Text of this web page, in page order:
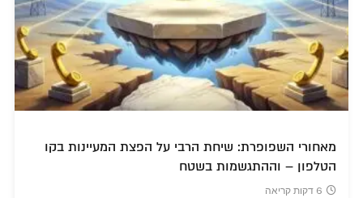
מאחורי השפופרת: שיחת הרבי על הפצת המעיינות בקו
הטלפון – וההתגשמות בשטח
6 דקות קריאה